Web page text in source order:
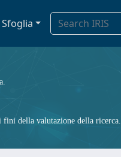
Sfoglia
fini della valutazione della ricerca.